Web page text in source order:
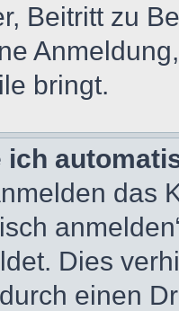
Beitritt zu
bringt.
ich
das
Dies
einen